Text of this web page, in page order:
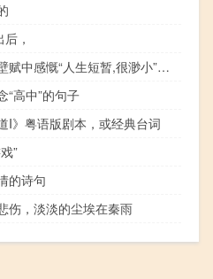
，
苏轼在赤壁赋中感慨“人生短暂,很渺小”的句子是
“高中”的句子
I》粤语版剧本，或经典台词
”
的诗句
伤，淡淡的尘埃在秦雨